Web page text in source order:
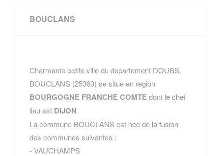
BOUCLANS
Charmante petite ville du departement DOUBS,
BOUCLANS (25360) se situe en region
BOURGOGNE FRANCHE COMTEdont le chef
lieu est DIJON.
La commune BOUCLANS est nee de la fusion
des communes suivantes :
- VAUCHAMPS